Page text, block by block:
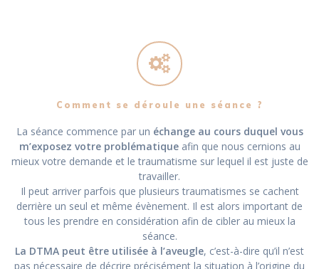
Comment se déroule une séance ?
La séance commence par un échange au cours duquel vous
m’exposez votre problématiqueafin que nous cernions au
mieux votre demande et le traumatisme sur lequel il est juste de
travailler.
Il peut arriver parfois que plusieurs traumatismes se cachent
derrière un seul et même évènement. Il est alors important de
tous les prendre en considération afin de cibler au mieux la
séance.
La DTMA peut être utilisée à l’aveugle, c’est-à-dire qu’il n’est
pas nécessaire de décrire précisément la situation à l’origine du